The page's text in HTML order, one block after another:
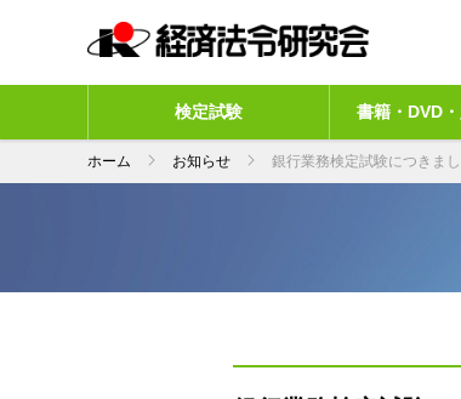
検定試験 書籍・DVD
ホーム お知らせ 銀行業務検定試験につきま